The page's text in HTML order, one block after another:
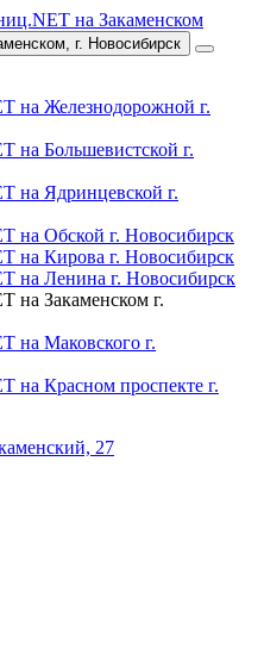
г. Новосибирск
на Железнодорожной г.
на Большевистской г.
на Ядринцевской г.
на Обской г. Новосибирск
на Кирова г. Новосибирск
на Ленина г. Новосибирск
на Закаменском г.
на Маковского г.
на Красном проспекте г.
27